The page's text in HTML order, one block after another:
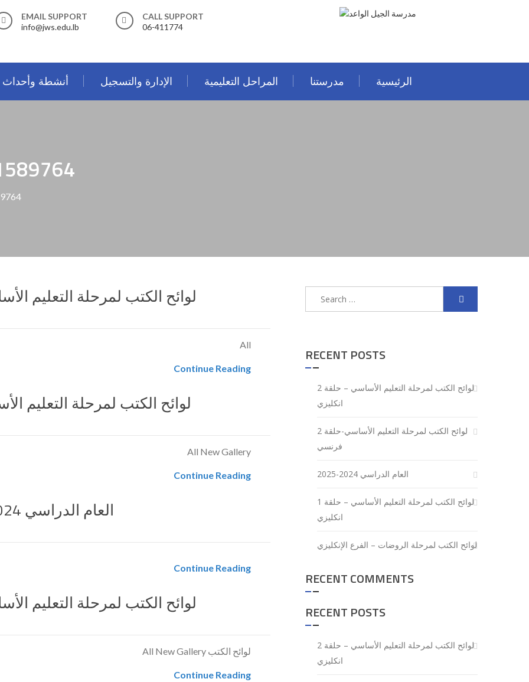
EMAIL SUPPORT
info@jws.edu.lb
CALL SUPPORT
06-411774
أنشطة وأحداث الإدارة والتسجيل المراحل التعليمية مدرستنا الرئيسية
لوائح الكتب لمرحلة التعليم الأساسي
All
Continue Reading
لوائح الكتب لمرحلة التعليم
All New Gallery
Continue Reading
العام الدراسي 2024-2025
Continue Reading
لوائح الكتب لمرحلة التعليم الأساسي
لوائح الكتب All New Gallery
Continue Reading
RECENT POSTS
لوائح الكتب لمرحلة التعليم الأساسي – حلقة 2
انكليزي
لوائح الكتب لمرحلة التعليم الأساسي-حلقة 2
فرنسي
العام الدراسي 2024-2025
لوائح الكتب لمرحلة التعليم الأساسي – حلقة 1
انكليزي
لوائح الكتب لمرحلة الروضات – الفرع الإنكليزي
RECENT COMMENTS
RECENT POSTS
لوائح الكتب لمرحلة التعليم الأساسي – حلقة 2
انكليزي